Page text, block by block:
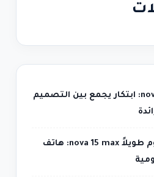
هاتف هواوي nova 15 max: ابتكار يجمع بين التصميم
هاتف ذكي ببطارية تدوم طويلاً nova 15 max: هاتف